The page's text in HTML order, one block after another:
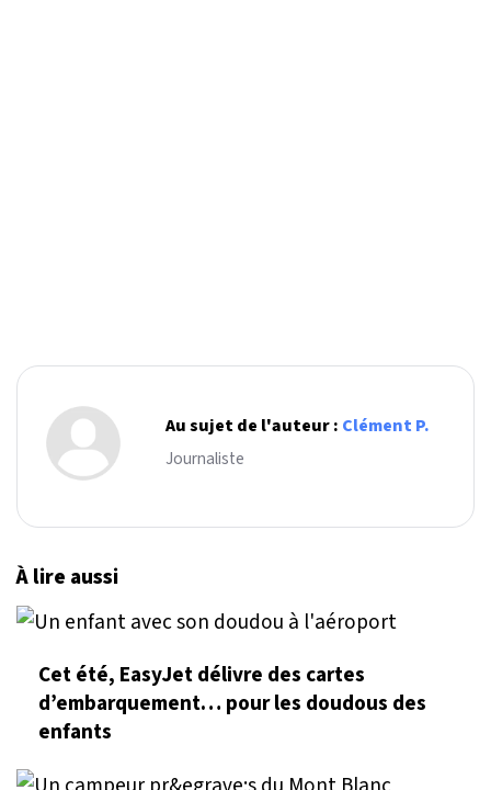
Au sujet de l'auteur : Clément P.
Journaliste
À lire aussi
Cet été, EasyJet délivre des cartes
d’embarquement… pour les doudous des
enfants